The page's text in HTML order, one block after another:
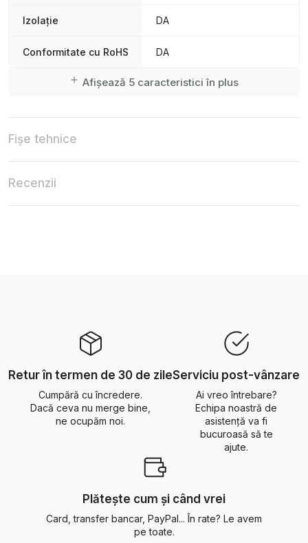
Izolație DA
Conformitate cu RoHS DA
Afișează 5 caracteristici în plus
Fișe tehnice
Recenzii
Retur în termen de 30 de zile
Cumpără cu încredere.
Dacă ceva nu merge bine,
ne ocupăm noi.
Serviciu post-vânzare
Ai vreo întrebare?
Echipa noastră de
asistență va fi
bucuroasă să te
ajute.
Plătește cum și când vrei
Card, transfer bancar, PayPal... În rate? Le avem
pe toate.